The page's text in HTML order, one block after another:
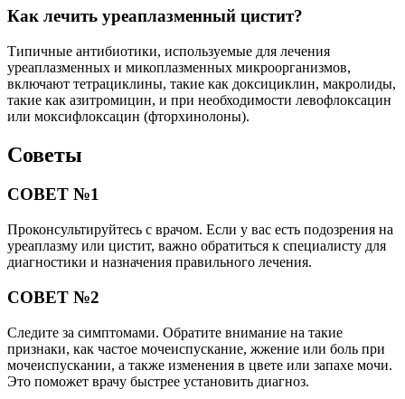
Как лечить уреаплазменный цистит?
Типичные антибиотики, используемые для лечения
уреаплазменных и микоплазменных микроорганизмов,
включают тетрациклины, такие как доксициклин, макролиды,
такие как азитромицин, и при необходимости левофлоксацин
или моксифлоксацин (фторхинолоны).
Советы
СОВЕТ №1
Проконсультируйтесь с врачом. Если у вас есть подозрения на
уреаплазму или цистит, важно обратиться к специалисту для
диагностики и назначения правильного лечения.
СОВЕТ №2
Следите за симптомами. Обратите внимание на такие
признаки, как частое мочеиспускание, жжение или боль при
мочеиспускании, а также изменения в цвете или запахе мочи.
Это поможет врачу быстрее установить диагноз.